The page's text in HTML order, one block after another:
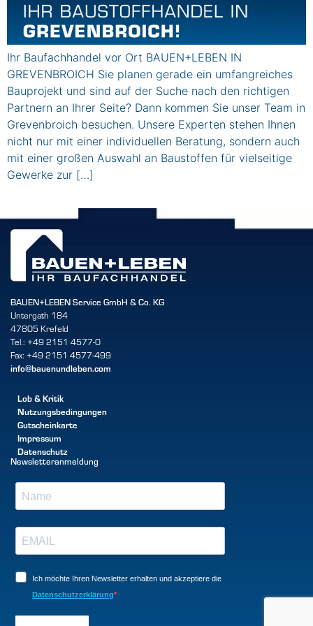
Ihr Baufachhandel vor Ort BAUEN+LEBEN IN
GREVENBROICH Sie planen gerade ein umfangreiches
Bauprojekt und sind auf der Suche nach den richtigen
Partnern an Ihrer Seite? Dann kommen Sie unser Team in
Grevenbroich besuchen. Unsere Experten stehen Ihnen
nicht nur mit einer individuellen Beratung, sondern auch
mit einer großen Auswahl an Baustoffen für vielseitige
Gewerke zur […]
BAUEN+LEBEN Service GmbH & Co. KG
Untergath 184
47805 Krefeld
Tel.: +49 2151 4577-0
Fax: +49 2151 4577-499
info@bauenundleben.com
Lob & Kritik
Nutzungsbedingungen
Gutscheinkarte
Impressum
Datenschutz
Newsletteranmeldung
Ich möchte Ihren Newsletter erhalten und akzeptiere die
Datenschutzerklärung